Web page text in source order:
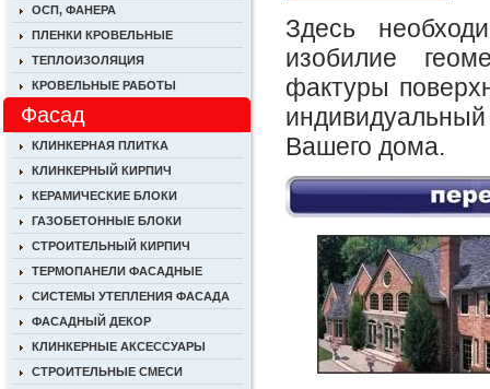
Здесь
изобилие
фактуры
Вашего дома.
ОСП, ФАНЕРА
ПЛЕНКИ КРОВЕЛЬНЫЕ
ТЕПЛОИЗОЛЯЦИЯ
КРОВЕЛЬНЫЕ РАБОТЫ
Фасад
КЛИНКЕРНАЯ ПЛИТКА
КЛИНКЕРНЫЙ КИРПИЧ
КЕРАМИЧЕСКИЕ БЛОКИ
ГАЗОБЕТОННЫЕ БЛОКИ
СТРОИТЕЛЬНЫЙ КИРПИЧ
ТЕРМОПАНЕЛИ ФАСАДНЫЕ
СИСТЕМЫ УТЕПЛЕНИЯ ФАСАДА
ФАСАДНЫЙ ДЕКОР
КЛИНКЕРНЫЕ АКСЕССУАРЫ
СТРОИТЕЛЬНЫЕ СМЕСИ